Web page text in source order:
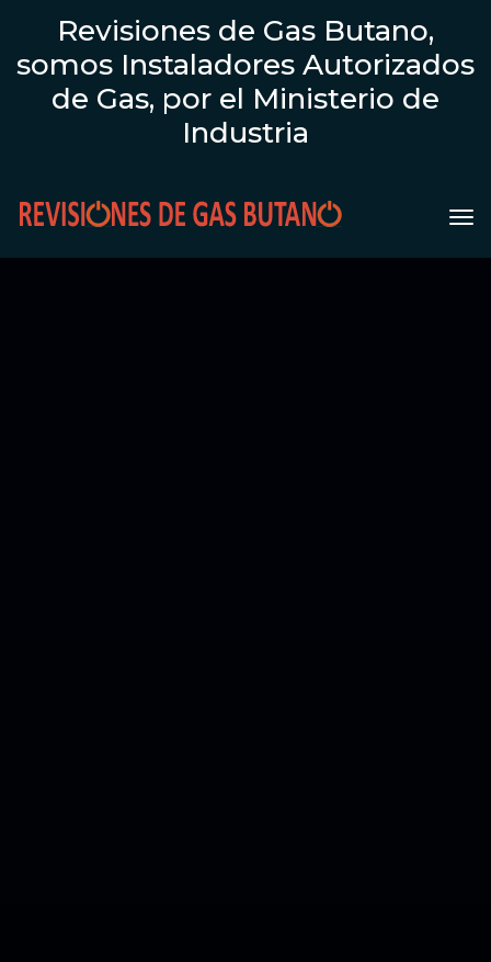
Revisiones de Gas Butano,
somos Instaladores Autorizados
de Gas, por el Ministerio de
Industria